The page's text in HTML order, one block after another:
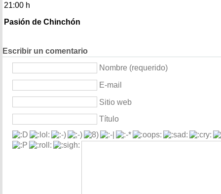
21:00 h
Pasión de Chinchón
Escribir un comentario
Nombre (requerido)
E-mail
Sitio web
Título